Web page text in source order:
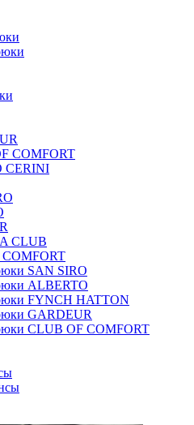
COMFORT
CERINI
CLUB
SAN SIRO
ALBERTO
FYNCH HATTON
GARDEUR
CLUB OF COMFORT